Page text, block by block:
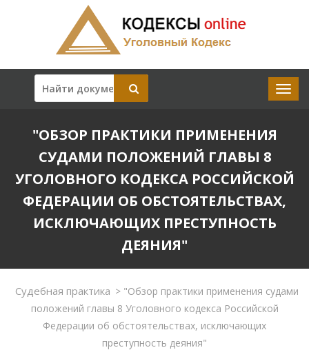
"ОБЗОР ПРАКТИКИ ПРИМЕНЕНИЯ
СУДАМИ ПОЛОЖЕНИЙ ГЛАВЫ 8
УГОЛОВНОГО КОДЕКСА РОССИЙСКОЙ
ФЕДЕРАЦИИ ОБ ОБСТОЯТЕЛЬСТВАХ,
ИСКЛЮЧАЮЩИХ ПРЕСТУПНОСТЬ
ДЕЯНИЯ"
Судебная практика > "Обзор практики применения судами
положений главы 8 Уголовного кодекса Российской
Федерации об обстоятельствах, исключающих
преступность деяния"